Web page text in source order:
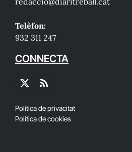
Telèfon:
932 311 247
CONNECTA
X
RSS
Política de privacitat
Política de cookies